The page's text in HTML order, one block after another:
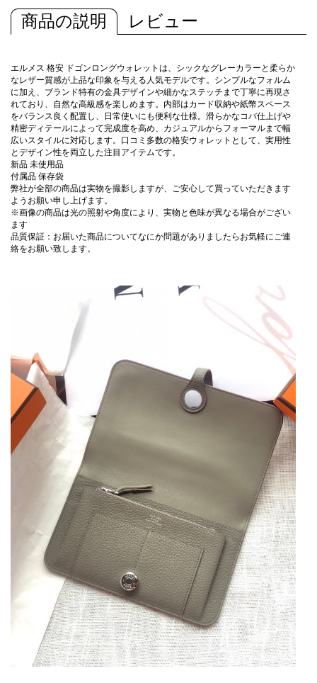
商品の説明 レビュー
エルメス 格安 ドゴンロングウォレットは、シックなグレーカラーと柔らか
なレザー質感が上品な印象を与える人気モデルです。シンプルなフォルム
に加え、ブランド特有の金具デザインや細かなステッチまで丁寧に再現さ
れており、自然な高級感を楽しめます。内部はカード収納や紙幣スペース
をバランス良く配置し、日常使いにも便利な仕様。滑らかなコバ仕上げや
精密ディテールによって完成度を高め、カジュアルからフォーマルまで幅
広いスタイルに対応します。口コミ多数の格安ウォレットとして、実用性
とデザイン性を両立した注目アイテムです。
新品 未使用品
付属品 保存袋
弊社が全部の商品は実物を撮影しますが、ご安心して買っていただきます
ようお願い申し上げます。
※画像の商品は光の照射や角度により、実物と色味が異なる場合がござい
ます
品質保証：お届いた商品についてなにか問題がありましたらお気軽にご連
絡をお願い致します。